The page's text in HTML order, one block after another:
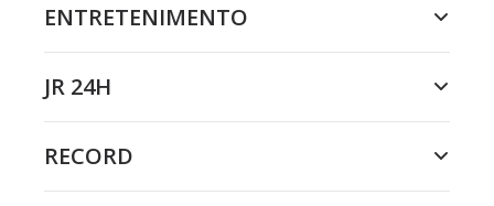
ENTRETENIMENTO
JR 24H
RECORD